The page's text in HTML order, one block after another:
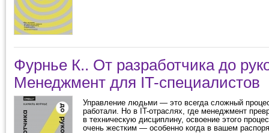
Фурнье К.. От разработчика до
Менеджмент для IT-специалистов
Управление людьми — это всегда сложный
работали. Но в IT-отраслях, где менеджмент
в техническую дисциплину, освоение этого
очень жестким — особенно когда в вашем